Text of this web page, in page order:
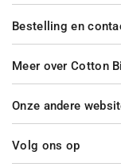
Bestelling en
Meer over Cotton
Onze andere
Volg ons op